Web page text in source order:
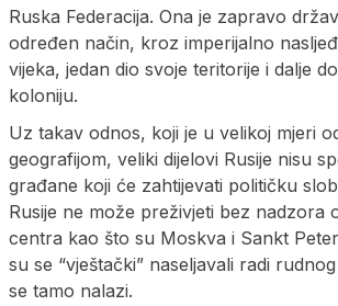
Ruska Federacija. Ona je zapravo
određen način, kroz imperijalno
vijeka, jedan dio svoje teritorije i dalje
koloniju.
Uz takav odnos, koji je u velikoj mjeri
geografijom, veliki dijelovi Rusije nisu
građane koji će zahtijevati političku
Rusije ne može preživjeti bez nadzora
centra kao što su Moskva i Sankt
su se “vještački” naseljavali radi
se tamo nalazi.